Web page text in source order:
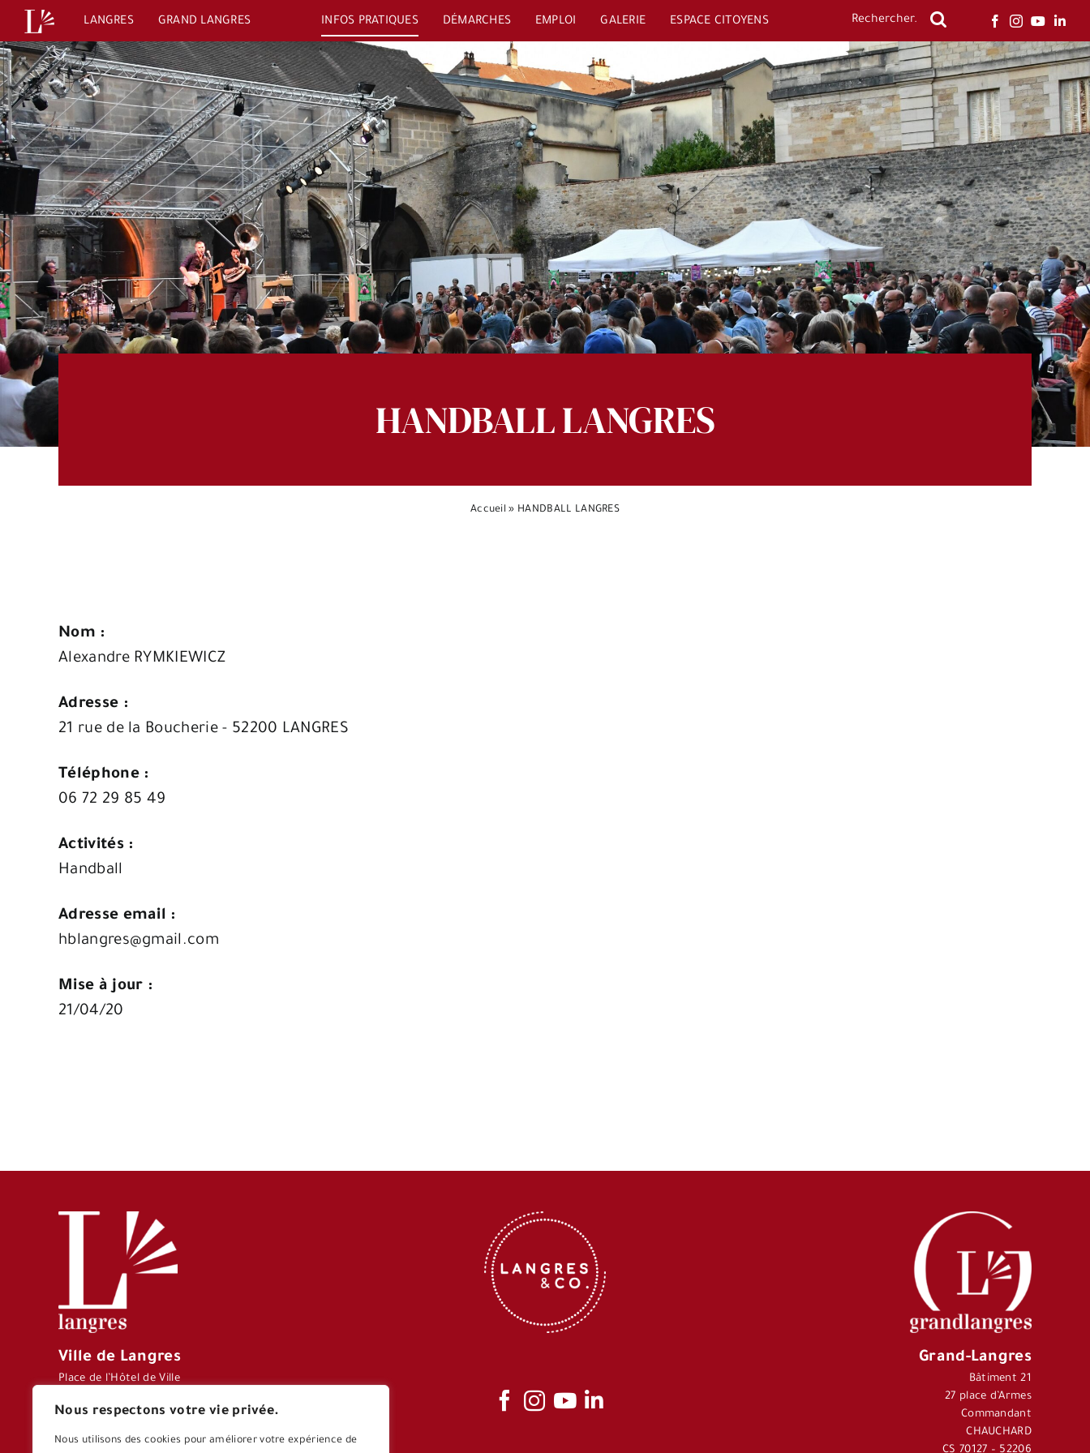
Nous respectons votre vie privée.
Nous utilisons des cookies pour améliorer votre expérience de
Passer
contenu
LANGRES GRAND LANGRES INFOS PRATIQUES DÉMARCHES EMPLOI GALERIE ESPACE CITOYENS Rechercher:
HANDBALL LANGRES
Accueil » HANDBALL LANGRES
Nom :
Alexandre RYMKIEWICZ
Adresse :
21 rue de la Boucherie - 52200 LANGRES
Téléphone :
06 72 29 85 49
Activités :
Handball
Adresse email :
hblangres@gmail.com
Mise à jour :
21/04/20
Ville de Langres
Place de l’Hôtel de Ville
LANGRES CEDEX
Grand-Langres
Bâtiment 21
27 place d’Armes
Commandant
CHAUCHARD
CS 70127 – 52206